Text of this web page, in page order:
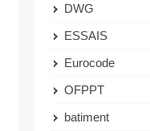
DWG
ESSAIS
Eurocode
OFPPT
batiment